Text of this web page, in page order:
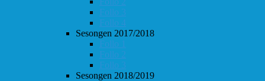
Follo 3
Follo 4
Sesongen 2017/2018
Follo 1
Follo 2
Follo 3
Sesongen 2018/2019